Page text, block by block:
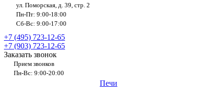
ул. Поморская, д. 39, стр. 2
Пн-Пт: 9:00-18:00
Сб-Вс: 9:00-17:00
+7 (495) 723-12-65
+7 (903) 723-12-65
Заказать звонок
Прием звонков
Пн-Вс: 9:00-20:00
Печи